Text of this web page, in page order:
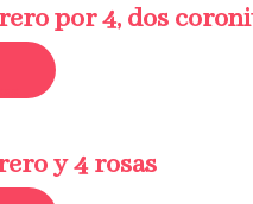
por 4, dos
y 4 rosas